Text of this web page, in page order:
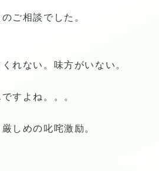
ご相談でした。
れない。味方がいない。
すよね。。。
しめの叱咤激励。